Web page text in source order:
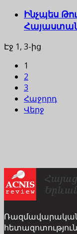
Ինչպես
Էջ 1, 3-ից
1
2
3
Հաջորդ
Վերջ
Ռազմավարական